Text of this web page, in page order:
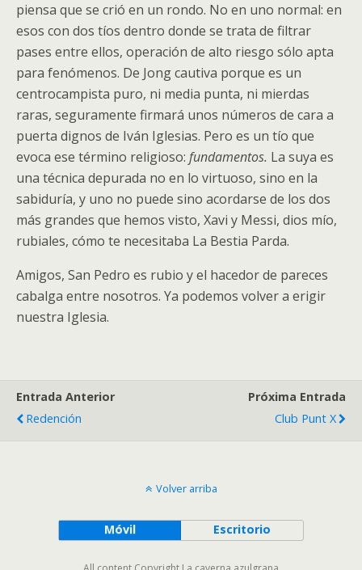
piensa que se crió en un rondo. No en uno normal: en
esos con dos tíos dentro donde se trata de filtrar
pases entre ellos, operación de alto riesgo sólo apta
para fenómenos. De Jong cautiva porque es un
centrocampista puro, ni media punta, ni mierdas
raras, seguramente firmará unos números de cara a
puerta dignos de Iván Iglesias. Pero es un tío que
evoca ese término religioso: fundamentos. La suya es
una técnica depurada no en lo virtuoso, sino en la
sabiduría, y uno no puede sino acordarse de los dos
más grandes que hemos visto, Xavi y Messi, dios mío,
rubiales, cómo te necesitaba La Bestia Parda.
Amigos, San Pedro es rubio y el hacedor de pareces
cabalga entre nosotros. Ya podemos volver a erigir
nuestra Iglesia.
Entrada Anterior
Redención
Próxima Entrada
Club Punt X
Volver arriba
Móvil Escritorio